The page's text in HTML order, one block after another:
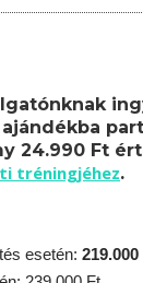
24.990 Ft
tréningjéhez.
esetén: 219.000